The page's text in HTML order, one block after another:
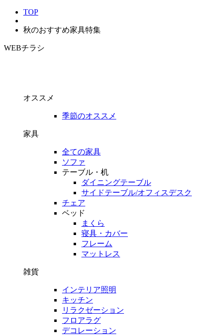
TOP
秋のおすすめ家具特集
WEBチラシ
オススメ
季節のオススメ
家具
全ての家具
ソファ
テーブル・机
ダイニングテーブル
サイドテーブル/オフィスデスク
チェア
ベッド
まくら
寝具・カバー
フレーム
マットレス
雑貨
インテリア照明
キッチン
リラクゼーション
フロアラグ
デコレーション